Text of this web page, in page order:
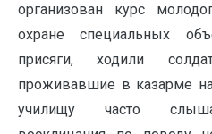
организован курс
охране специальных
присяги, ходили
проживавшие в казарме
училищу часто